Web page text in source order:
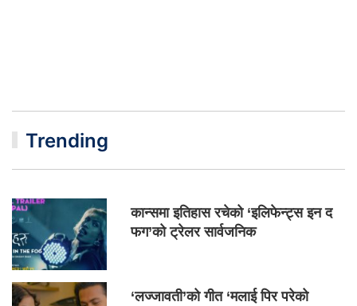
Trending
कान्समा इतिहास रचेको ‘इलिफेन्ट्स इन द
फग’को ट्रेलर सार्वजनिक
‘लज्जावती’को गीत ‘मलाई पिर परेको